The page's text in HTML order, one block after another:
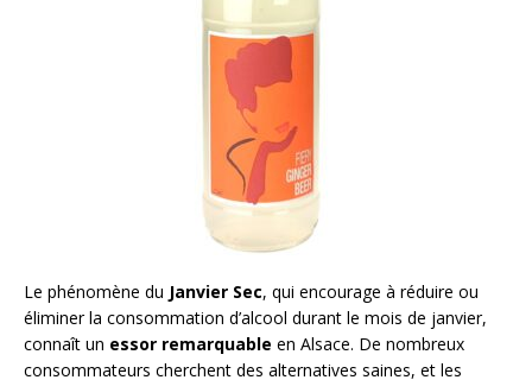
Le phénomène du Janvier Sec, qui encourage à réduire ou
éliminer la consommation d’alcool durant le mois de janvier,
connaît un essor remarquable en Alsace. De nombreux
consommateurs cherchent des alternatives saines, et les